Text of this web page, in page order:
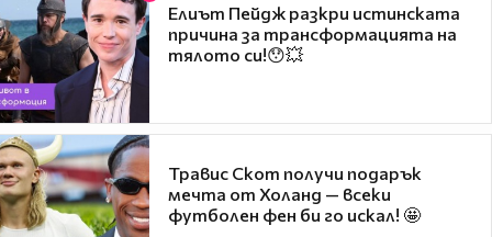
Елиът Пейдж разкри истинската
причина за трансформацията на
тялото си!😯💥
Травис Скот получи подарък
мечта от Холанд — всеки
футболен фен би го искал! 🤩